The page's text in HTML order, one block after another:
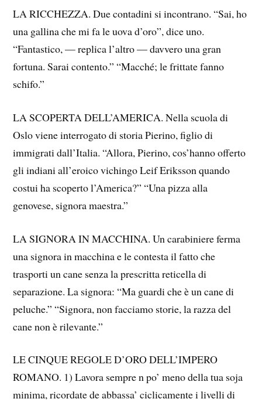
LA RICCHEZZA. Due contadini si incontrano. “Sai, ho
una gallina che mi fa le uova d’oro”, dice uno.
“Fantastico, — replica l’altro — davvero una gran
fortuna. Sarai contento.” “Macché; le frittate fanno
schifo.”
LA SCOPERTA DELL’AMERICA. Nella scuola di
Oslo viene interrogato di storia Pierino, figlio di
immigrati dall’Italia. “Allora, Pierino, cos’hanno offerto
gli indiani all’eroico vichingo Leif Eriksson quando
costui ha scoperto l’America?” “Una pizza alla
genovese, signora maestra.”
LA SIGNORA IN MACCHINA. Un carabiniere ferma
una signora in macchina e le contesta il fatto che
trasporti un cane senza la prescritta reticella di
separazione. La signora: “Ma guardi che è un cane di
peluche.” “Signora, non facciamo storie, la razza del
cane non è rilevante.”
LE CINQUE REGOLE D’ORO DELL’IMPERO
ROMANO. 1) Lavora sempre n po’ meno della tua soja
minima, ricordate de abbassa’ ciclicamente i livelli di